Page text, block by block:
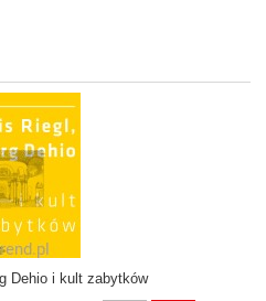
Dehio i kult zabytków